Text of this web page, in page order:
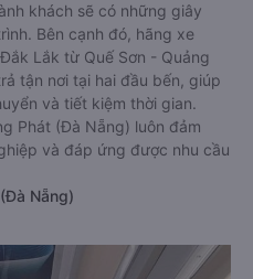
khách sẽ có những giây
Bên cạnh đó, hãng xe
Lắk từ Quế Sơn - Quảng
tận nơi tại hai đầu bến, giúp
và tiết kiệm thời gian.
Phát (Đà Nẵng) luôn đảm
và đáp ứng được nhu cầu
Nẵng)